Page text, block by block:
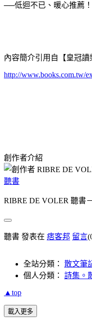
──低迴不已、暖心推薦
內容簡介引用自【皇冠讀
http://www.books.com.tw/
創作者介紹
聽書
RIBRE DE VOLER 聽書
聽書 發表在 痞客邦 留言
全站分類： 散文筆
個人分類： 詩集。
▲top
載入更多